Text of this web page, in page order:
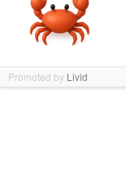
Promoted by Livid